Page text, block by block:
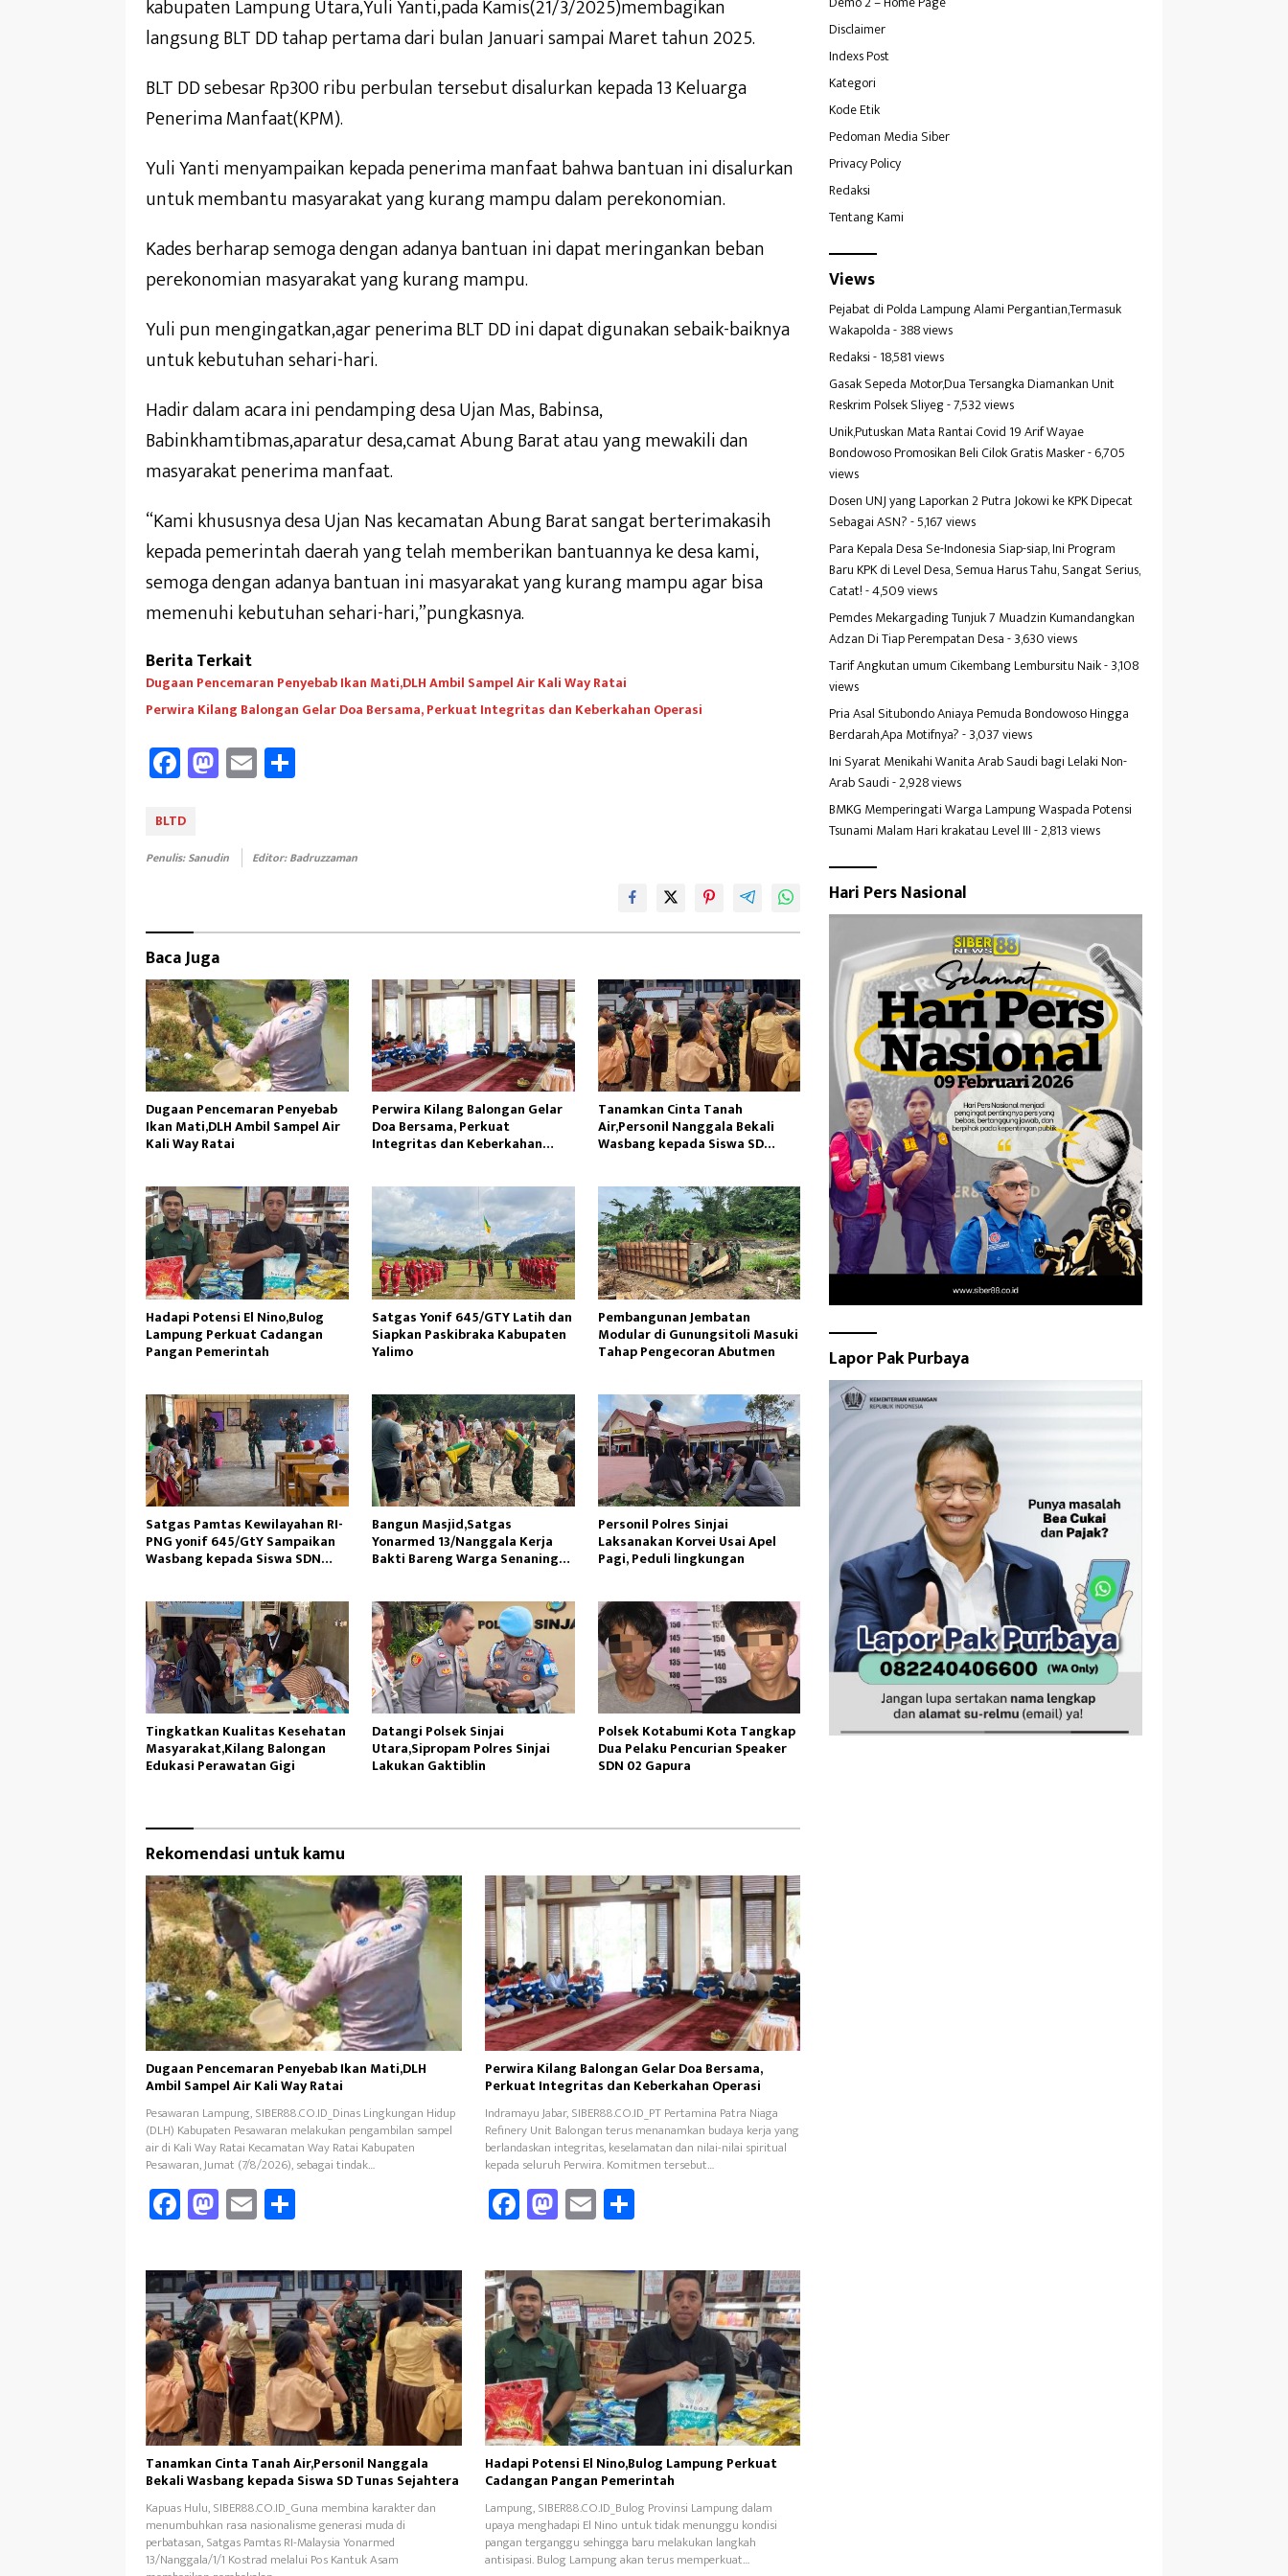
kabupaten Lampung Utara,Yuli Yanti,pada Kamis(21/3/2025)membagikan
langsung BLT DD tahap pertama dari bulan Januari sampai Maret tahun 2025.
BLT DD sebesar Rp300 ribu perbulan tersebut disalurkan kepada 13 Keluarga
Penerima Manfaat(KPM).
Yuli Yanti menyampaikan kepada penerima manfaat bahwa bantuan ini disalurkan
untuk membantu masyarakat yang kurang mampu dalam perekonomian.
Kades berharap semoga dengan adanya bantuan ini dapat meringankan beban
perekonomian masyarakat yang kurang mampu.
Yuli pun mengingatkan,agar penerima BLT DD ini dapat digunakan sebaik-baiknya
untuk kebutuhan sehari-hari.
Hadir dalam acara ini pendamping desa Ujan Mas, Babinsa,
Babinkhamtibmas,aparatur desa,camat Abung Barat atau yang mewakili dan
masyarakat penerima manfaat.
“Kami khususnya desa Ujan Nas kecamatan Abung Barat sangat berterimakasih
kepada pemerintah daerah yang telah memberikan bantuannya ke desa kami,
semoga dengan adanya bantuan ini masyarakat yang kurang mampu agar bisa
memenuhi kebutuhan sehari-hari,”pungkasnya.
Berita Terkait
Dugaan Pencemaran Penyebab Ikan Mati,DLH Ambil Sampel Air Kali Way Ratai
Perwira Kilang Balongan Gelar Doa Bersama, Perkuat Integritas dan Keberkahan Operasi
Fa
ce
b
oo
M
as
d
E
m
BLTD
Penulis: Sanudin Editor: Badruzzaman
Baca Juga
Dugaan Pencemaran Penyebab
Ikan Mati,DLH Ambil Sampel Air
Kali Way Ratai
Perwira Kilang Balongan Gelar
Doa Bersama, Perkuat
Integritas dan Keberkahan
Tanamkan Cinta Tanah
Air,Personil Nanggala Bekali
Wasbang kepada Siswa SD
Hadapi Potensi El Nino,Bulog
Lampung Perkuat Cadangan
Pangan Pemerintah
Satgas Yonif 645/GTY Latih dan
Siapkan Paskibraka Kabupaten
Yalimo
Pembangunan Jembatan
Modular di Gunungsitoli Masuki
Tahap Pengecoran Abutmen
Satgas Pamtas Kewilayahan RI-
PNG yonif 645/GtY Sampaikan
Wasbang kepada Siswa SDN
Bangun Masjid,Satgas
Yonarmed 13/Nanggala Kerja
Bakti Bareng Warga Senaning
Personil Polres Sinjai
Laksanakan Korvei Usai Apel
Pagi, Peduli lingkungan
Tingkatkan Kualitas Kesehatan
Masyarakat,Kilang Balongan
Edukasi Perawatan Gigi
Datangi Polsek Sinjai
Utara,Sipropam Polres Sinjai
Lakukan Gaktiblin
Polsek Kotabumi Kota Tangkap
Dua Pelaku Pencurian Speaker
SDN 02 Gapura
Rekomendasi untuk kamu
Dugaan Pencemaran Penyebab Ikan Mati,DLH
Ambil Sampel Air Kali Way Ratai
Pesawaran Lampung, SIBER88.CO.ID_Dinas Lingkungan Hidup
(DLH) Kabupaten Pesawaran melakukan pengambilan sampel
air di Kali Way Ratai Kecamatan Way Ratai Kabupaten
Pesawaran, Jumat (7/8/2026), sebagai tindak…
Fa
ce
b
oo
k
M
as
to
d
o
n
E
m
ail e
Perwira Kilang Balongan Gelar Doa Bersama,
Perkuat Integritas dan Keberkahan Operasi
Indramayu Jabar, SIBER88.CO.ID_PT Pertamina Patra Niaga
Refinery Unit Balongan terus menanamkan budaya kerja yang
berlandaskan integritas, keselamatan dan nilai-nilai spiritual
kepada seluruh Perwira. Komitmen tersebut…
Fa
ce
b
oo
k
M
as
to
d
o
n
E
m
ail
Sh
ar
e
Tanamkan Cinta Tanah Air,Personil Nanggala
Bekali Wasbang kepada Siswa SD Tunas Sejahtera
Kapuas Hulu, SIBER88.CO.ID_Guna membina karakter dan
menumbuhkan rasa nasionalisme generasi muda di
perbatasan, Satgas Pamtas RI-Malaysia Yonarmed
13/Nanggala/1/1 Kostrad melalui Pos Kantuk Asam
Hadapi Potensi El Nino,Bulog Lampung Perkuat
Cadangan Pangan Pemerintah
Lampung, SIBER88.CO.ID_Bulog Provinsi Lampung dalam
upaya menghadapi El Nino untuk tidak menunggu kondisi
pangan terganggu sehingga baru melakukan langkah
antisipasi. Bulog Lampung akan terus memperkuat…
Disclaimer
Indexs Post
Kategori
Kode Etik
Pedoman Media Siber
Privacy Policy
Redaksi
Tentang Kami
Views
Pejabat di Polda Lampung Alami Pergantian,Termasuk
Wakapolda- 388 views
Redaksi- 18,581 views
Gasak Sepeda Motor,Dua Tersangka Diamankan Unit
Reskrim Polsek Sliyeg- 7,532 views
Unik,Putuskan Mata Rantai Covid 19 Arif Wayae
Bondowoso Promosikan Beli Cilok Gratis Masker- 6,705
views
Dosen UNJ yang Laporkan 2 Putra Jokowi ke KPK Dipecat
Sebagai ASN?- 5,167 views
Para Kepala Desa Se-Indonesia Siap-siap, Ini Program
Baru KPK di Level Desa, Semua Harus Tahu, Sangat Serius,
Catat!- 4,509 views
Pemdes Mekargading Tunjuk 7 Muadzin Kumandangkan
Adzan Di Tiap Perempatan Desa- 3,630 views
Tarif Angkutan umum Cikembang Lembursitu Naik- 3,108
views
Pria Asal Situbondo Aniaya Pemuda Bondowoso Hingga
Berdarah,Apa Motifnya?- 3,037 views
Ini Syarat Menikahi Wanita Arab Saudi bagi Lelaki Non-
Arab Saudi- 2,928 views
BMKG Memperingati Warga Lampung Waspada Potensi
Tsunami Malam Hari krakatau Level III- 2,813 views
Hari Pers Nasional
Lapor Pak Purbaya